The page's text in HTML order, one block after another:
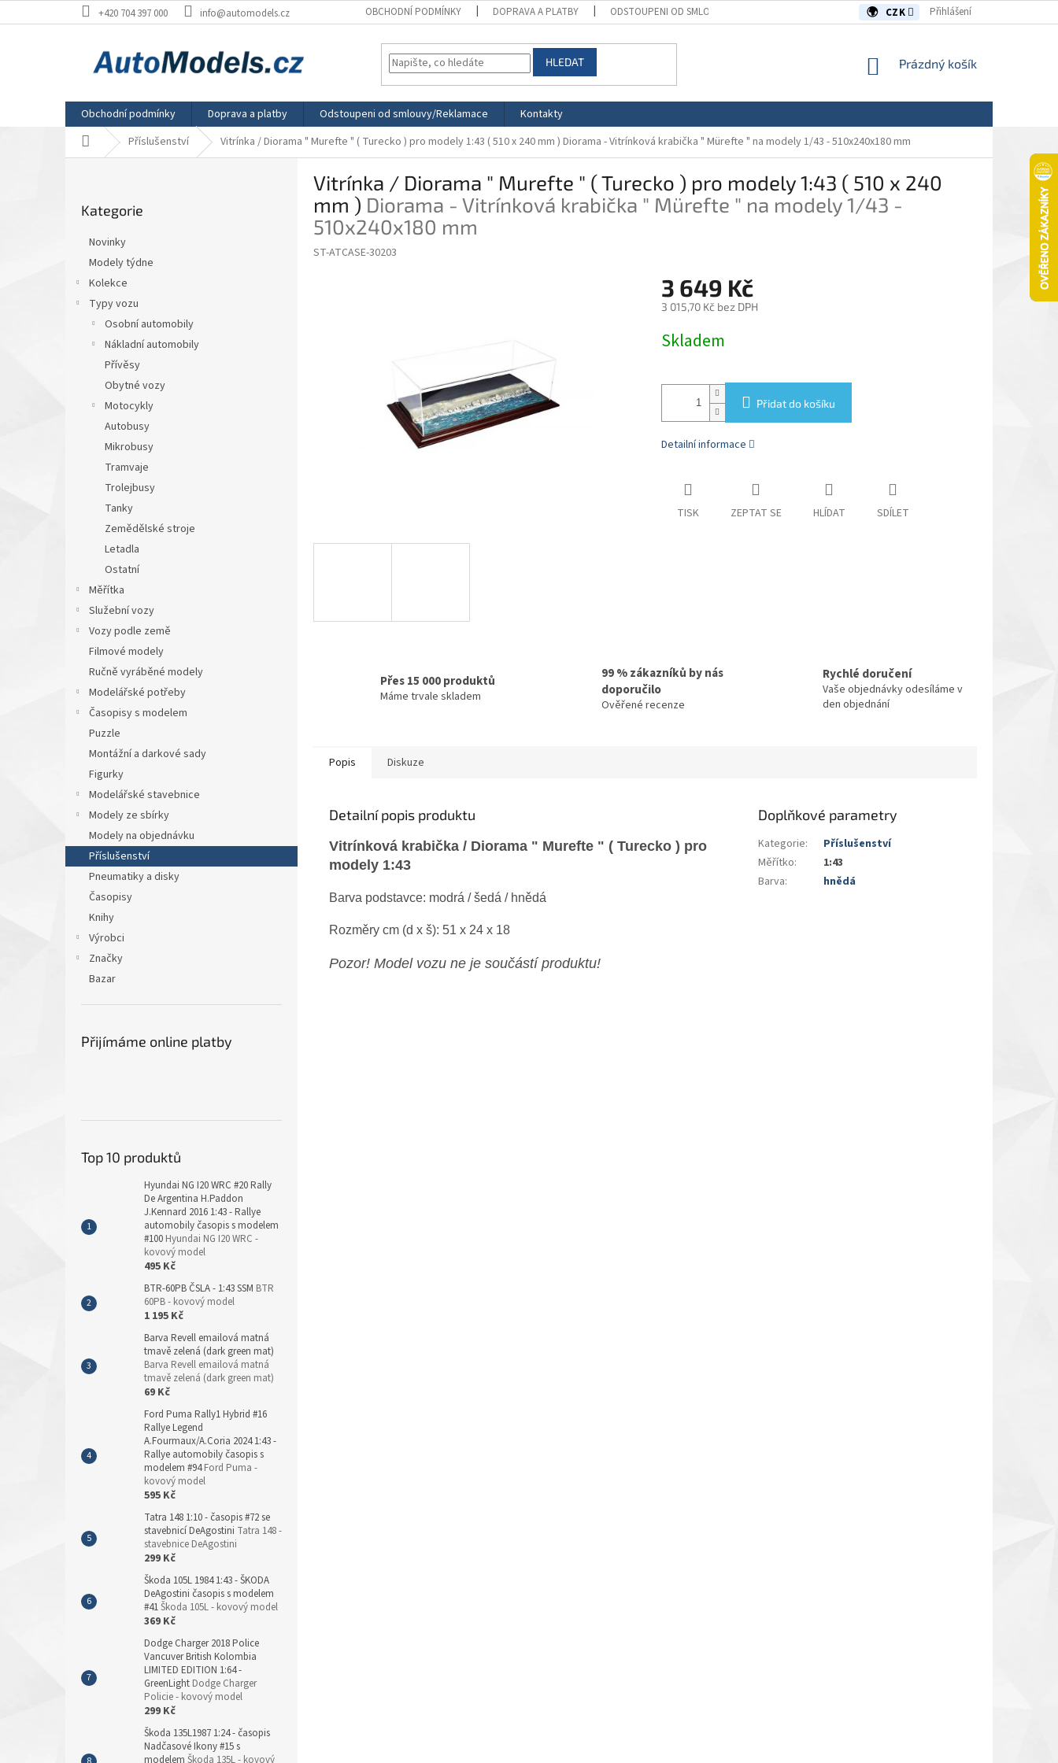
na
+420 704 397 000 info@automodels.cz OBCHODNÍ PODMÍNKY DOPRAVA A PLATBY ODSTOUPENI OD SMLOUVY/REKLAMACE CZK Přihlášení
HLEDAT
NÁKUPNÍ
Prázdný košík
Obchodní podmínky Doprava a platby Odstoupeni od smlouvy/Reklamace
Kontakty
Domů Příslušenství Vitrínka / Diorama " Murefte " ( Turecko ) pro modely 1:43 ( 510 x 240 mm ) Diorama - Vitrínková krabička " Mürefte " na modely 1/43 - 510x240x180 mm
kategorie
Kategorie
Novinky
Modely týdne
Kolekce
Typy vozu
Osobní automobily
Nákladní automobily
Přívěsy
Obytné vozy
Motocykly
Autobusy
Mikrobusy
Tramvaje
Trolejbusy
Tanky
Zemědělské stroje
Letadla
Ostatní
Měřítka
Služební vozy
Vozy podle země
Filmové modely
Ručně vyráběné modely
Modelářské potřeby
Časopisy s modelem
Puzzle
Montážní a darkové sady
Figurky
Modelářské stavebnice
Modely ze sbírky
Modely na objednávku
Příslušenství
Pneumatiky a disky
Časopisy
Knihy
Výrobci
Značky
Bazar
Přijímáme online platby
Top 10 produktů
Hyundai NG I20 WRC #20 Rally
De Argentina H.Paddon
J.Kennard 2016 1:43 - Rallye
automobily časopis s modelem
#100 Hyundai NG I20 WRC -
kovový model
495 Kč
BTR-60PB ČSLA - 1:43 SSM BTR
60PB - kovový model
1 195 Kč
Barva Revell emailová matná
tmavě zelená (dark green mat)
Barva Revell emailová matná
tmavě zelená (dark green mat)
69 Kč
Ford Puma Rally1 Hybrid #16
Rallye Legend
A.Fourmaux/A.Coria 2024 1:43 -
Rallye automobily časopis s
modelem #94Ford Puma -
kovový model
595 Kč
Tatra 148 1:10 - časopis #72 se
stavebnicí DeAgostini Tatra 148 -
stavebnice DeAgostini
299 Kč
Škoda 105L 1984 1:43 - ŠKODA
DeAgostini časopis s modelem
#41Škoda 105L - kovový model
369 Kč
Dodge Charger 2018 Police
Vancuver British Kolombia
LIMITED EDITION 1:64 -
GreenLight Dodge Charger
Policie - kovový model
299 Kč
Škoda 135L1987 1:24 - časopis
Nadčasové Ikony #15 s
modelem Škoda 135L - kovový
Vitrínka / Diorama " Murefte " ( Turecko ) pro modely 1:43 ( 510 x 240
mm ) Diorama - Vitrínková krabička " Mürefte " na modely 1/43 -
510x240x180 mm
ST-ATCASE-30203
3 649 Kč
3 015,70 Kč bez DPH
cena:
Skladem
Přidat do košíku
Detailní informace
TISK ZEPTAT SE HLÍDAT SDÍLET
Přes 15 000 produktů
Máme trvale skladem
99 % zákazníků by nás
doporučilo
Ověřené recenze
Rychlé doručení
Vaše objednávky odesíláme v
den objednání
Popis Diskuze
Detailní popis produktu
Vitrínková krabička / Diorama " Murefte " ( Turecko ) pro
modely 1:43
Barva podstavce: modrá /šedá / hnědá
Rozměry cm (d x š): 51 x 24 x 18
Pozor! Model vozu ne je součástí produktu!
Doplňkové parametry
Kategorie:
Příslušenství
Měřítko:
1:43
Barva: hnědá